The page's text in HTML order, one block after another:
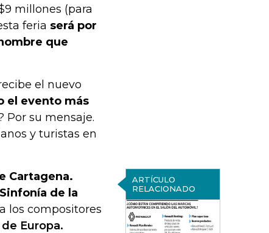
millones (para
feria será por
que
el nuevo
el evento más
Por su mensaje.
y turistas en
ARTÍCULO
RELACIONADO
Cartagena.
de la
los compositores
Europa.